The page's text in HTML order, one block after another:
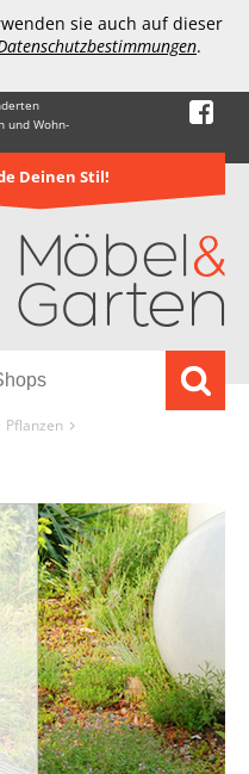
sie auch auf dieser
.
und Wohn-
Deinen Stil!
Pflanzen